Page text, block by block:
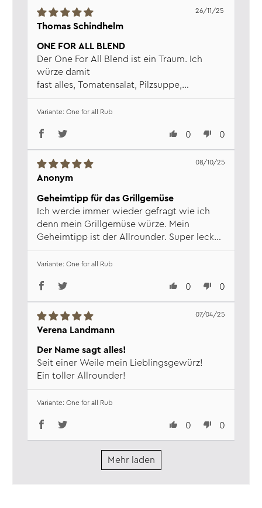
Thomas Schindhelm
26/11/25
ONE FOR ALL BLEND
Der One For All Blend ist ein Traum. Ich
würze damit
fast alles, Tomatensalat, Pilzsuppe,
sauce zu geschmorten Hähnchenschenkeln
gebratenen Fisch. Immer wieder gerne.
Auch unsere Gäste zum Essen sind
begeistert.😋
0 0
One for all Rub
Anonym
08/10/25
Geheimtipp für das Grillgemüse
Ich werde immer wieder gefragt wie ich
denn mein Grillgemüse würze. Mein
Geheimtipp ist der Allrounder. Super lecker
0 0
One for all Rub
Verena Landmann
07/04/25
Der Name sagt alles!
Seit einer Weile mein Lieblingsgewürz!
Ein toller Allrounder!
0 0
One for all Rub
Mehr laden